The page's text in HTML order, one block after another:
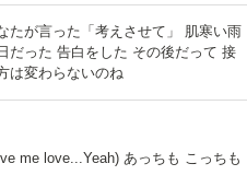
たが言った「考えさせて」 肌寒い雨
だった 告白をした その後だって 接
は変わらないのね
me love...Yeah) あっちも こっちも